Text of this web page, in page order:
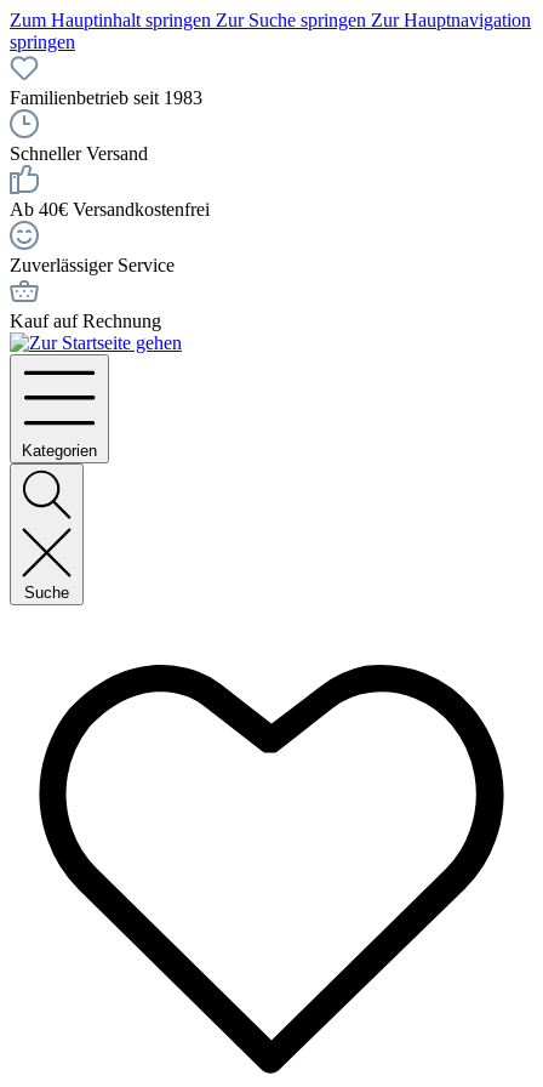
Zum Hauptinhalt springen Zur Suche springen Zur Hauptnavigation
springen
Familienbetrieb seit 1983
Schneller Versand
Ab 40€ Versandkostenfrei
Zuverlässiger Service
Kauf auf Rechnung
Kategorien
Suche